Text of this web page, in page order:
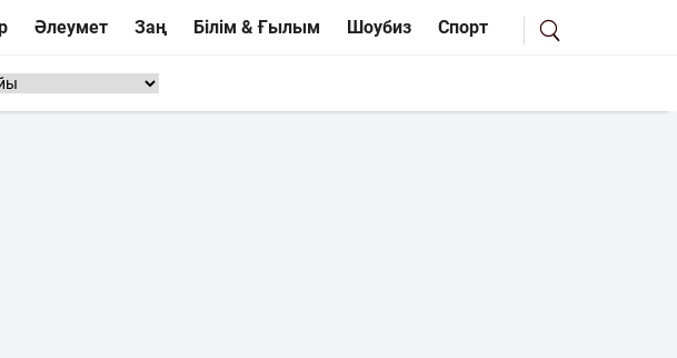
Әлеумет Заң Білім & Ғылым Шоубиз Спорт